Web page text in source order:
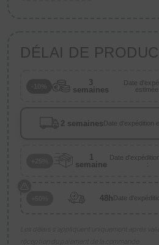
DÉLAI DE
3
semaines
Date
estimée
2 semaines Date d'expédition
1
semaine
Date
:
48h Date